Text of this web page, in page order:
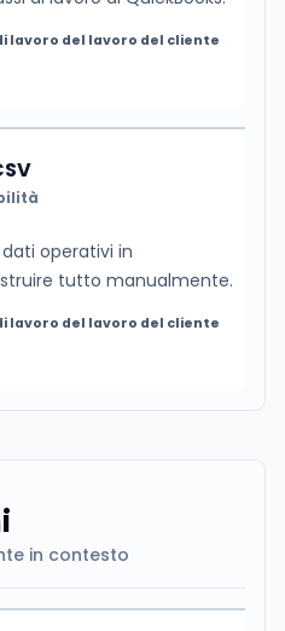
lavoro del lavoro del cliente
operativi in
tutto manualmente.
lavoro del lavoro del cliente
in contesto